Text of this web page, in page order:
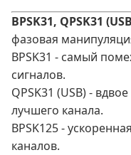
BPSK31, QPSK31
фазовая
BPSK31 - самый
сигналов.
QPSK31 (USB) -
лучшего канала.
BPSK125 -
каналов.